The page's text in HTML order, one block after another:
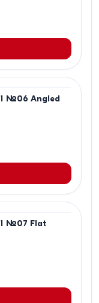
№06 Angled
№07 Flat